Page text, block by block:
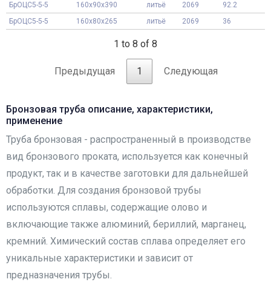
БрОЦС5-5-5
160x90x390 литьё 2069
92.2
БрОЦС5-5-5
160x80x265 литьё 2069 36
1 to 8 of 8
Предыдущая 1 Следующая
Бронзовая труба описание, характеристики,
применение
Труба бронзовая - распространенный в производстве
вид бронзового проката, используется как конечный
продукт, так и в качестве заготовки для дальнейшей
обработки. Для создания бронзовой трубы
используются сплавы, содержащие олово и
включающие также алюминий, бериллий, марганец,
кремний. Химический состав сплава определяет его
уникальные характеристики и зависит от
предназначения трубы.